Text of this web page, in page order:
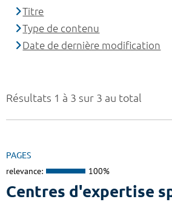
Résultats 1 à 3 sur 3 au total
PAGES
relevance: 100%
Centres d'expertise
Titre
Type de contenu
Date de dernière modification